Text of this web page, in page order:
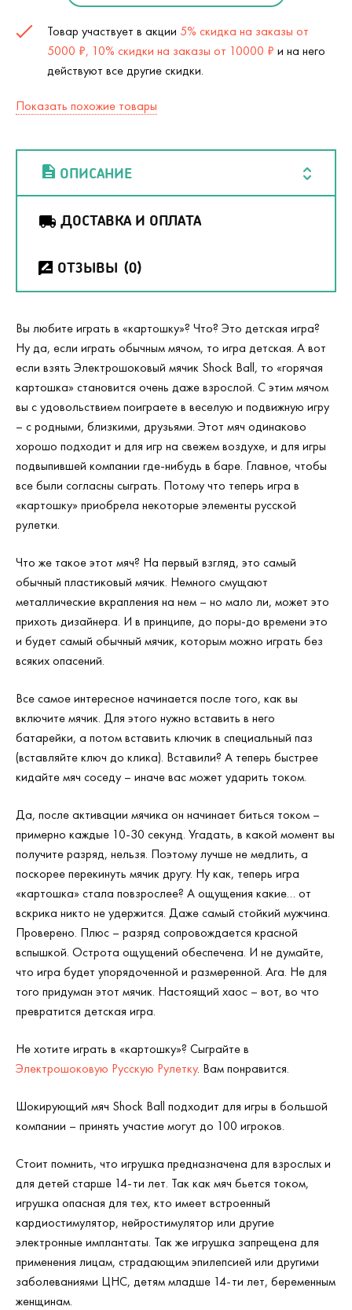
Товар участвует в акции 5% скидка на заказы от
5000 ₽, 10% скидки на заказы от 10000 ₽ и на него
действуют все другие скидки.
Показать похожие товары
ОПИСАНИЕ
ДОСТАВКА И ОПЛАТА
ОТЗЫВЫ (0)
Вы любите играть в «картошку»? Что? Это детская игра?
Ну да, если играть обычным мячом, то игра детская. А вот
если взять Электрошоковый мячик Shock Ball, то «горячая
картошка» становится очень даже взрослой. С этим мячом
вы с удовольствием поиграете в веселую и подвижную игру
– с родными, близкими, друзьями. Этот мяч одинаково
хорошо подходит и для игр на свежем воздухе, и для игры
подвыпившей компании где-нибудь в баре. Главное, чтобы
все были согласны сыграть. Потому что теперь игра в
«картошку» приобрела некоторые элементы русской
рулетки.
Что же такое этот мяч? На первый взгляд, это самый
обычный пластиковый мячик. Немного смущают
металлические вкрапления на нем – но мало ли, может это
прихоть дизайнера. И в принципе, до поры-до времени это
и будет самый обычный мячик, которым можно играть без
всяких опасений.
Все самое интересное начинается после того, как вы
включите мячик. Для этого нужно вставить в него
батарейки, а потом вставить ключик в специальный паз
(вставляйте ключ до клика). Вставили? А теперь быстрее
кидайте мяч соседу – иначе вас может ударить током.
Да, после активации мячика он начинает биться током –
примерно каждые 10-30 секунд. Угадать, в какой момент вы
получите разряд, нельзя. Поэтому лучше не медлить, а
поскорее перекинуть мячик другу. Ну как, теперь игра
«картошка» стала повзрослее? А ощущения какие… от
вскрика никто не удержится. Даже самый стойкий мужчина.
Проверено. Плюс – разряд сопровождается красной
вспышкой. Острота ощущений обеспечена. И не думайте,
что игра будет упорядоченной и размеренной. Ага. Не для
того придуман этот мячик. Настоящий хаос – вот, во что
превратится детская игра.
Не хотите играть в «картошку»? Сыграйте в
Электрошоковую Русскую Рулетку. Вам понравится.
Шокирующий мяч Shock Ball подходит для игры в большой
компании – принять участие могут до 100 игроков.
Стоит помнить, что игрушка предназначена для взрослых и
для детей старше 14-ти лет. Так как мяч бьется током,
игрушка опасная для тех, кто имеет встроенный
кардиостимулятор, нейростимулятор или другие
электронные имплантаты. Так же игрушка запрещена для
применения лицам, страдающим эпилепсией или другими
заболеваниями ЦНС, детям младше 14-ти лет, беременным
женщинам.